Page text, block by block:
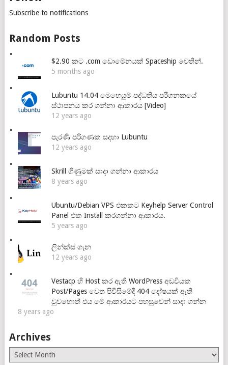
Subscribe to notifications
Random Posts
$2.90 කට .com ඩොමේනයක් Spaceship වෙතින්.
5 months ago
Lubuntu 14.04 මෙහෙයුම් පද්ධතිය පරිගනකයේ
ස්ථාපනය කර ගන්නා ආකාරය [Video]
12 years ago
පැරණි පරිගණක සදහා Lubuntu
12 years ago
Skrill ගිණුමක් සාදා ගන්නා ආකාරය
8 years ago
Ubuntu/Debian VPS එකකට Keyhelp Server Control
Panel එක Install කරගන්නා ආකාරය.
5 years ago
ලින්ක්ස් ගැන
12 years ago
Vestacp හි Host කර ඇති WordPress අඩවියක
Post/Pages වෙත පිවිසීමේදී 404 දෝෂයක් ඇති
වුවහොත් එය මේ ආකාරයට පහසුවෙන් සාදා ගන්න
8 years ago
Archives
Archives